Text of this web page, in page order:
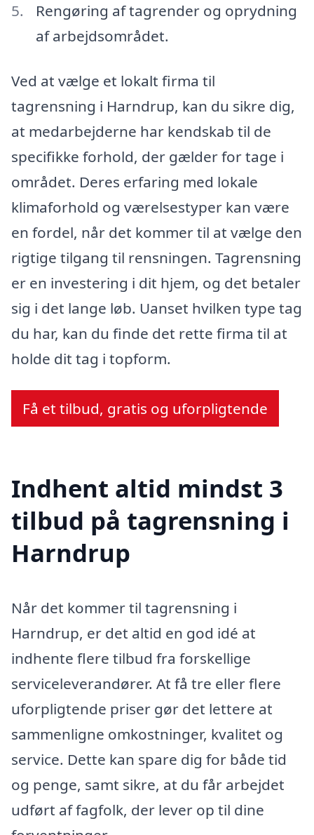
Rengøring af tagrender og oprydning
af arbejdsområdet.
Ved at vælge et lokalt firma til
tagrensning i Harndrup, kan du sikre dig,
at medarbejderne har kendskab til de
specifikke forhold, der gælder for tage i
området. Deres erfaring med lokale
klimaforhold og værelsestyper kan være
en fordel, når det kommer til at vælge den
rigtige tilgang til rensningen. Tagrensning
er en investering i dit hjem, og det betaler
sig i det lange løb. Uanset hvilken type tag
du har, kan du finde det rette firma til at
holde dit tag i topform.
Få et tilbud, gratis og uforpligtende
Indhent altid mindst 3
tilbud på tagrensning i
Harndrup
Når det kommer til tagrensning i
Harndrup, er det altid en god idé at
indhente flere tilbud fra forskellige
serviceleverandører. At få tre eller flere
uforpligtende priser gør det lettere at
sammenligne omkostninger, kvalitet og
service. Dette kan spare dig for både tid
og penge, samt sikre, at du får arbejdet
udført af fagfolk, der lever op til dine